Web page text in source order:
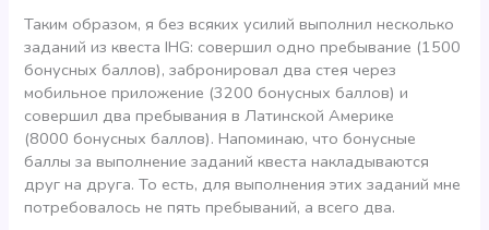
Таким образом, я без всяких усилий выполнил несколько
заданий из квеста IHG: совершил одно пребывание (1500
бонусных баллов), забронировал два стея через
мобильное приложение (3200 бонусных баллов) и
совершил два пребывания в Латинской Америке
(8000 бонусных баллов). Напоминаю, что бонусные
баллы за выполнение заданий квеста накладываются
друг на друга. То есть, для выполнения этих заданий мне
потребовалось не пять пребываний, а всего два.